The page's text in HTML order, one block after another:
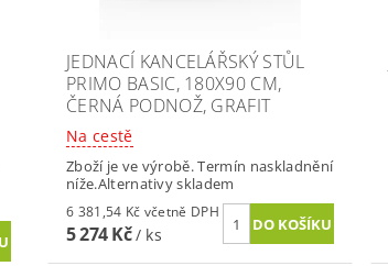
JEDNACÍ KANCELÁŘSKÝ STŮL
PRIMO BASIC, 180X90 CM,
ČERNÁ PODNOŽ, GRAFIT
Na cestě
Zboží je ve výrobě. Termín naskladnění
níže.Alternativy skladem
6 381,54 Kč včetně DPH
5 274 Kč/ ks